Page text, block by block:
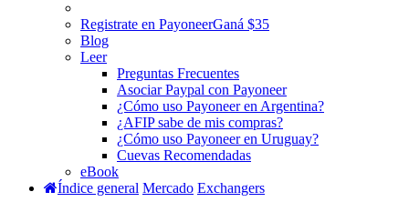
Registrate en PayoneerGaná $35
Blog
Leer
Preguntas Frecuentes
Asociar Paypal con Payoneer
¿Cómo uso Payoneer en Argentina?
¿AFIP sabe de mis compras?
¿Cómo uso Payoneer en Uruguay?
Cuevas Recomendadas
eBook
Índice general Mercado Exchangers